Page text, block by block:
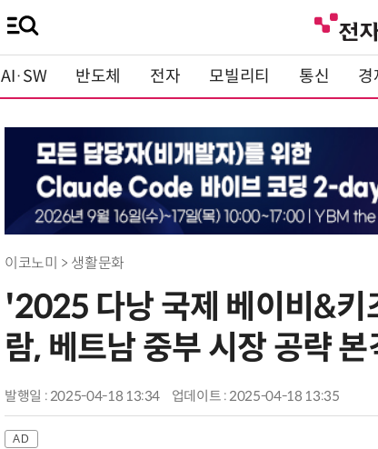
AI·SW 반도체 전자 모빌리티 통신 경
이코노미 > 생활문화
'2025 다낭 국제 베이비&
람, 베트남 중부 시장 공략 본
발행일 : 2025-04-18 13:34 업데이트 : 2025-04-18 13:35